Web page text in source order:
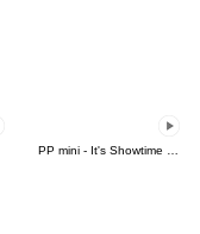
PP mini - It's Showtime & Feast!